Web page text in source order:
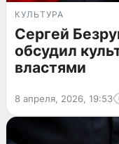
КУЛЬТУРА
Сергей
обсудил
властями
8 апреля, 2026, 19:53